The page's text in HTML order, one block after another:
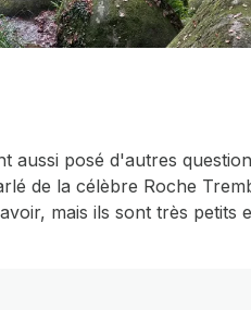
aussi posé d'autres
de la célèbre Roche
mais ils sont très